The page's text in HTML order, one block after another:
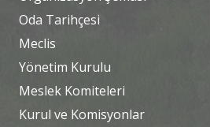
Oda Tarihçesi
Meclis
Yönetim Kurulu
Meslek Komiteleri
Kurul ve Komisyonlar